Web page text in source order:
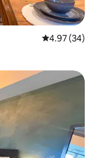
5 पैकी 4.97
4.97 (34)